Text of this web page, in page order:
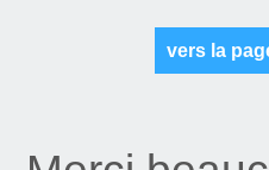
vers la